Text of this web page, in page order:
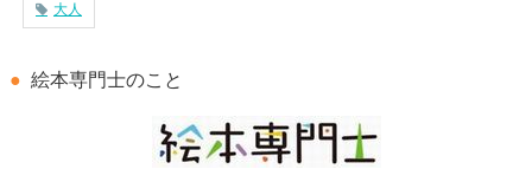
大人
絵本専門士のこと